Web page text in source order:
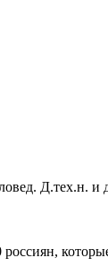
Д.тех.н. и